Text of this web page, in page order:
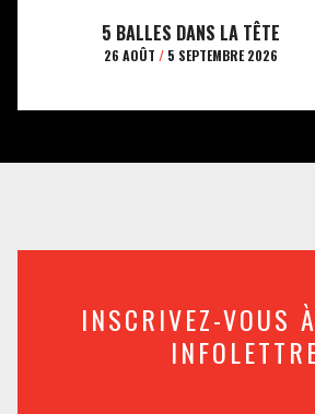
5 BALLES DANS LA TÊTE
26 AOÛT /5 SEPTEMBRE 2026
INSCRIVEZ-VOUS